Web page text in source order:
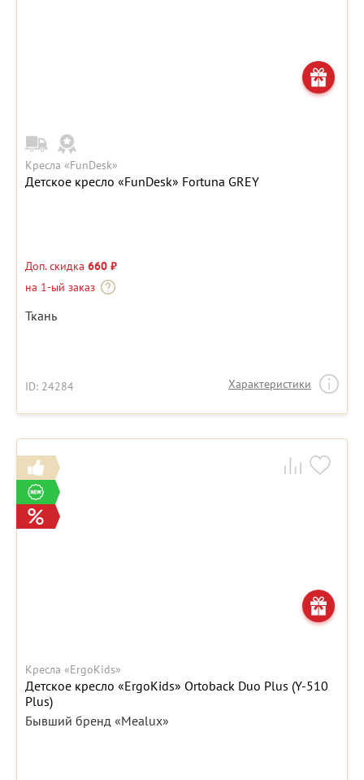
Кресла «FunDesk»
Детское кресло «FunDesk» Fortuna GREY
Доп. скидка 660 ₽
на 1-ый заказ
Ткань
ID: 24284 Характеристики
Кресла «ErgoKids»
Детское кресло «ErgoKids» Ortoback Duo Plus (Y-510
Plus)
Бывший бренд «Mealux»